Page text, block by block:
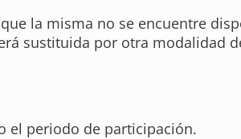
la misma no se encuentre
sustituida por otra modalidad
el periodo de participación.